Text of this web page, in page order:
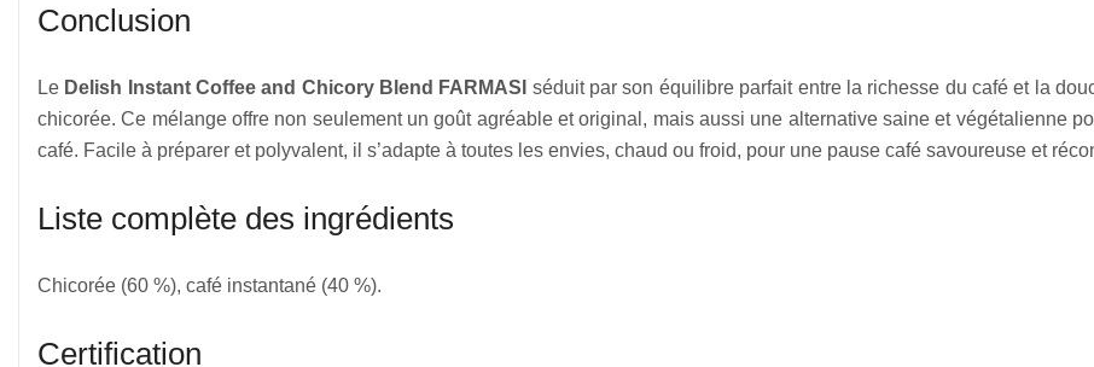
Conclusion
Le Delish Instant Coffee and Chicory Blend FARMASI séduit par son équilibre parfait entre la richesse du café et la
chicorée. Ce mélange offre non seulement un goût agréable et original, mais aussi une alternative saine et végétalienne
café. Facile à préparer et polyvalent, il s’adapte à toutes les envies, chaud ou froid, pour une pause café savoureuse et
Liste complète des ingrédients
Chicorée (60 %), café instantané (40 %).
Certification